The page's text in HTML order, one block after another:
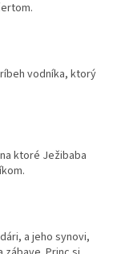
vodníka, ktorý
ktoré Ježibaba
a jeho synovi,